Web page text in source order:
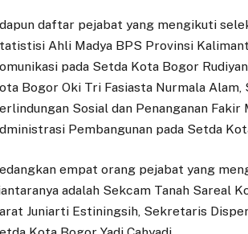
daftar pejabat yang mengikuti
Ahli Madya BPS Provinsi
pada Setda Kota Bogor
Bogor Oki Tri Fasiasta Nurmala
Sosial dan Penanganan
Pembangunan pada Setda
empat orang pejabat yang
adalah Sekcam Tanah Sareal
Juniarti Estiningsih, Sekretaris